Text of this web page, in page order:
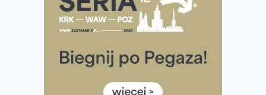
Tętno vs tempo – czym kierować się w bieganiu?
Co ma dużo białka? Produkty, które warto włączyć do
Rozbiegany Olsztyn szykuje się na weekend z